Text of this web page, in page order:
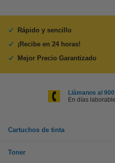
Rápido y sencillo
¡Recibe en 24 horas!
Mejor Precio Garantizado
Llámanos al
En días
Cartuchos de tinta
Toner